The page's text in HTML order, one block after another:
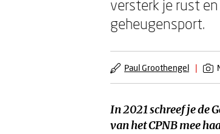
versterk je rust
geheugensport.
Paul Groothengel |
In 2021 schreef je de
van het CPNB mee